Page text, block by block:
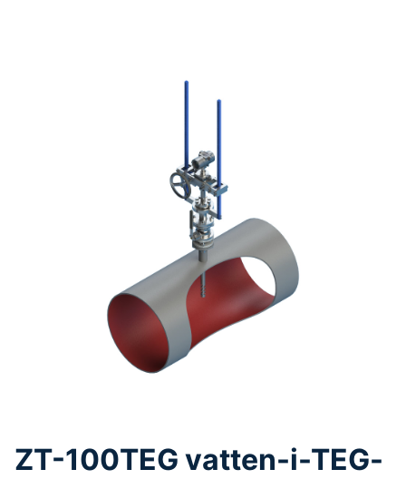
ZT-100TEG vatten-i-TEG-